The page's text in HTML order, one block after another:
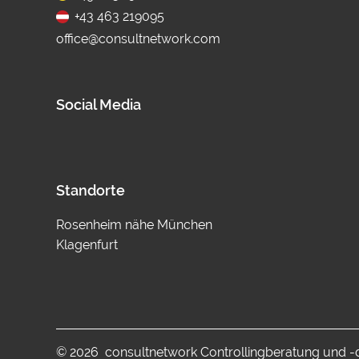
+43 463 219095
office@consultnetwork.com
Social Media
Standorte
Rosenheim nähe München
Klagenfurt
© 2026 consultnetwork Controllingberatung und -